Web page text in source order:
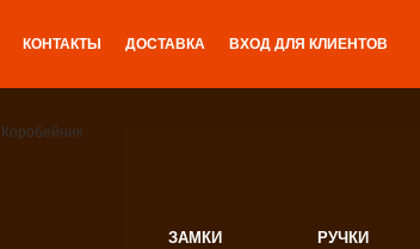
КОНТАКТЫ ДОСТАВКА ВХОД ДЛЯ КЛИЕНТОВ
ЗАМКИ РУЧКИ